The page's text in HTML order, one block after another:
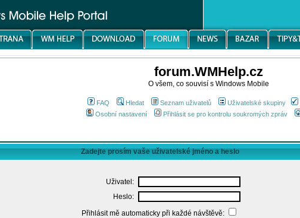
forum.WMHelp.cz
O všem, co souvisí s Windows Mobile
FAQ Hledat Seznam uživatelů Uživatelské skupiny
Osobní nastavení
Přihlásit se pro kontrolu soukromých zpráv
Zadejte prosím vaše uživatelské jméno a heslo
Uživatel:
Heslo:
Přihlásit mě automaticky při každé návštěvě: